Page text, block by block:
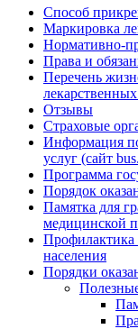
Способ
Маркировка
Нормативно-
Права и
Перечень
Отзывы
Страховые
Информация
услуг (сайт
Программа
Порядок
Памятка для
медицинской
Профилактика
населения
Порядки